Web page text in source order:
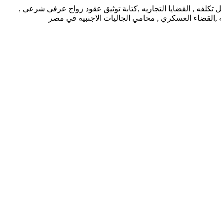
, القضايا التجاريه ,كتابة توثيق عقود زواج عرفي شرعي ,
,القضاء العسكري , محامي الجاليات الاجنبيه في مصر